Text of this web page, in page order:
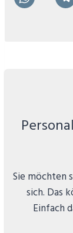
Sie möchten
sich. Das
Einfach